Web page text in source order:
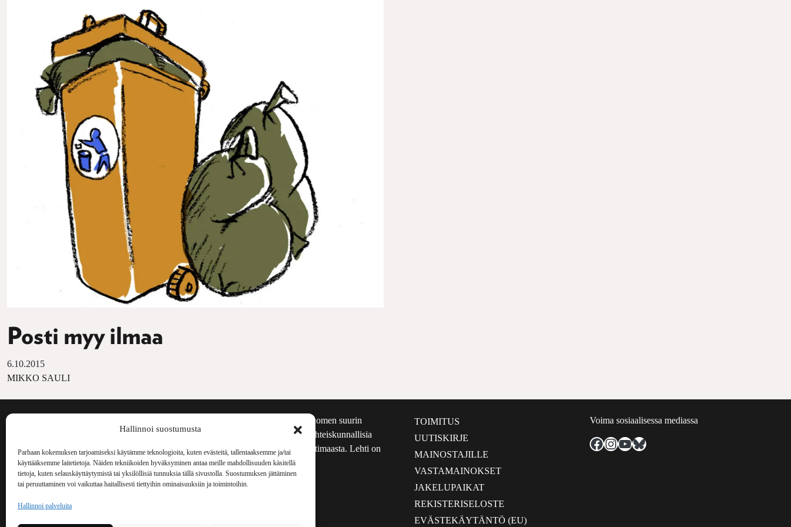
Hallinnoi suostumusta
Parhaan kokemuksen tarjoamiseksi käytämme teknologioita, kuten evästeitä, tallentaaksemme ja/tai
käyttääksemme laitetietoja. Näiden tekniikoiden hyväksyminen antaa meille mahdollisuuden käsitellä
tietoja, kuten selauskäyttäytymistä tai yksilöllisiä tunnuksia tällä sivustolla. Suostumuksen jättäminen
tai peruuttaminen voi vaikuttaa haitallisesti tiettyihin ominaisuuksiin ja toimintoihin.
Hallinnoi palveluita
Posti myy ilmaa
6.10.2015
MIKKO SAULI
Voima Kustannus
Vellamonkatu 30 B 3 krs.
00550 Helsinki
044 238 5109
Voima on painosmäärältään Suomen suurin
kulttuurilehti. Se nostaa esiin yhteiskunnallisia
aiheita niin maailmalta kuin kotimaasta. Lehti on
ilmestynyt vuodesta 1999.
TOIMITUS
UUTISKIRJE
MAINOSTAJILLE
VASTAMAINOKSET
JAKELUPAIKAT
REKISTERISELOSTE
EVÄSTEKÄYTÄNTÖ (EU)
Voima sosiaalisessa mediassa
Facebook
Instagram
YouTube
Bluesky